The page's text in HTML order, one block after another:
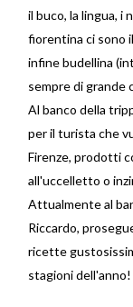
il buco, la lingua, i
fiorentina ci sono
infine budellina
sempre di grande
Al banco della
per il turista che
Firenze, prodotti
all'uccelletto o
Attualmente al
Riccardo,
ricette
stagioni dell'anno!